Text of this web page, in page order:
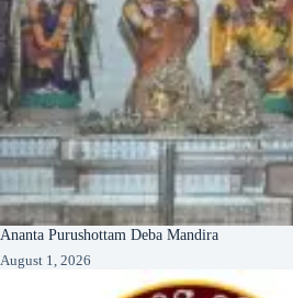
Ananta Purushottam Deba Mandira
August 1, 2026